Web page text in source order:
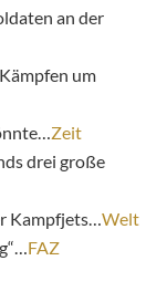
an der
um
Zeit
drei große
Kampfjets… Welt
FAZ